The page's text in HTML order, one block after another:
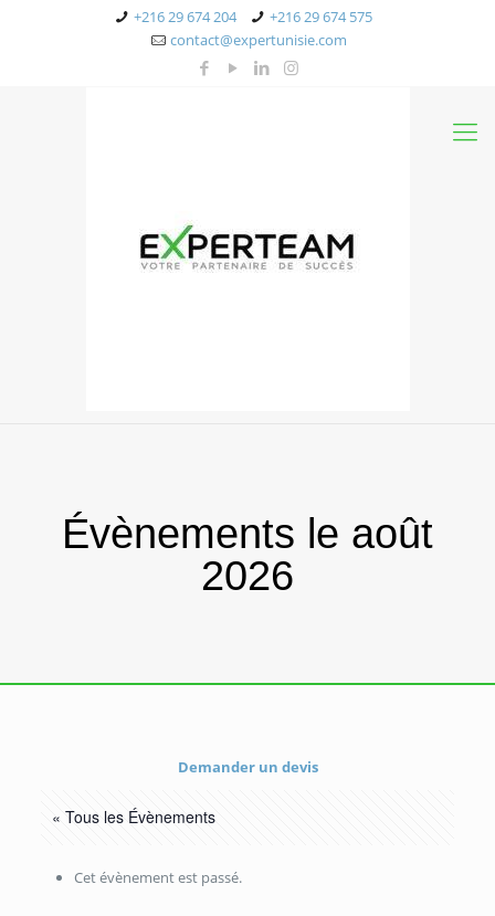
+216 29 674 204
+216 29 674 575
contact@expertunisie.com
Évènements le août
2026
Demander un devis
« Tous les Évènements
Cet évènement est passé.